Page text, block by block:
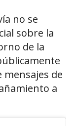
no se
sobre la
de la
mensajes de
a